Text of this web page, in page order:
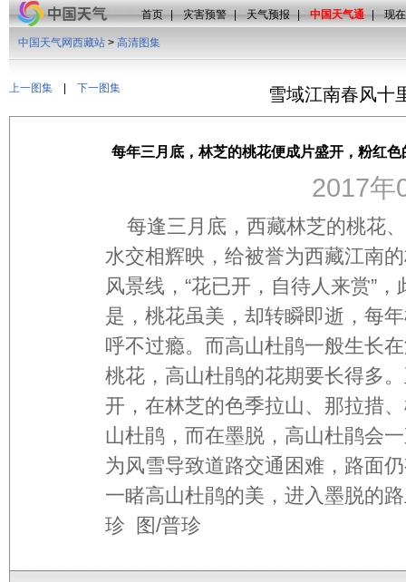
首页 | 灾害预警 | 天气预报 | 中国天气通 | 现
上一图集 下一图集
中国天气网西藏站 > 高清图集
雪域江南春风十
每年三月底，林芝的桃花便成片盛开，粉红
2017年
每逢三月底，西藏林芝的桃花
水交相辉映，给被誉为西藏江南
风景线，“花已开，自待人来赏”
是，桃花虽美，却转瞬即逝，每
呼不过瘾。而高山杜鹃一般生长
桃花，高山杜鹃的花期要长得多
开，在林芝的色季拉山、那拉措
山杜鹃，而在墨脱，高山杜鹃会
为风雪导致道路交通困难，路面
一睹高山杜鹃的美，进入墨脱的
珍 图/普珍